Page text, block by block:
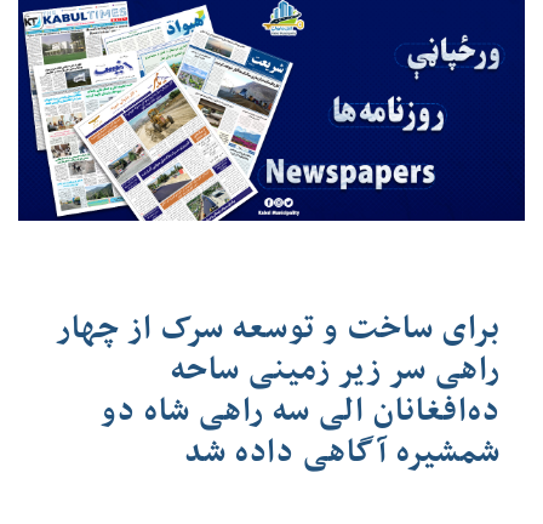
برای ساخت و توسعه سرک از چهار
راهی سر زیر زمینی ساحه
ده‌افغانان الی سه راهی شاه دو
شمشیره آگاهی داده شد